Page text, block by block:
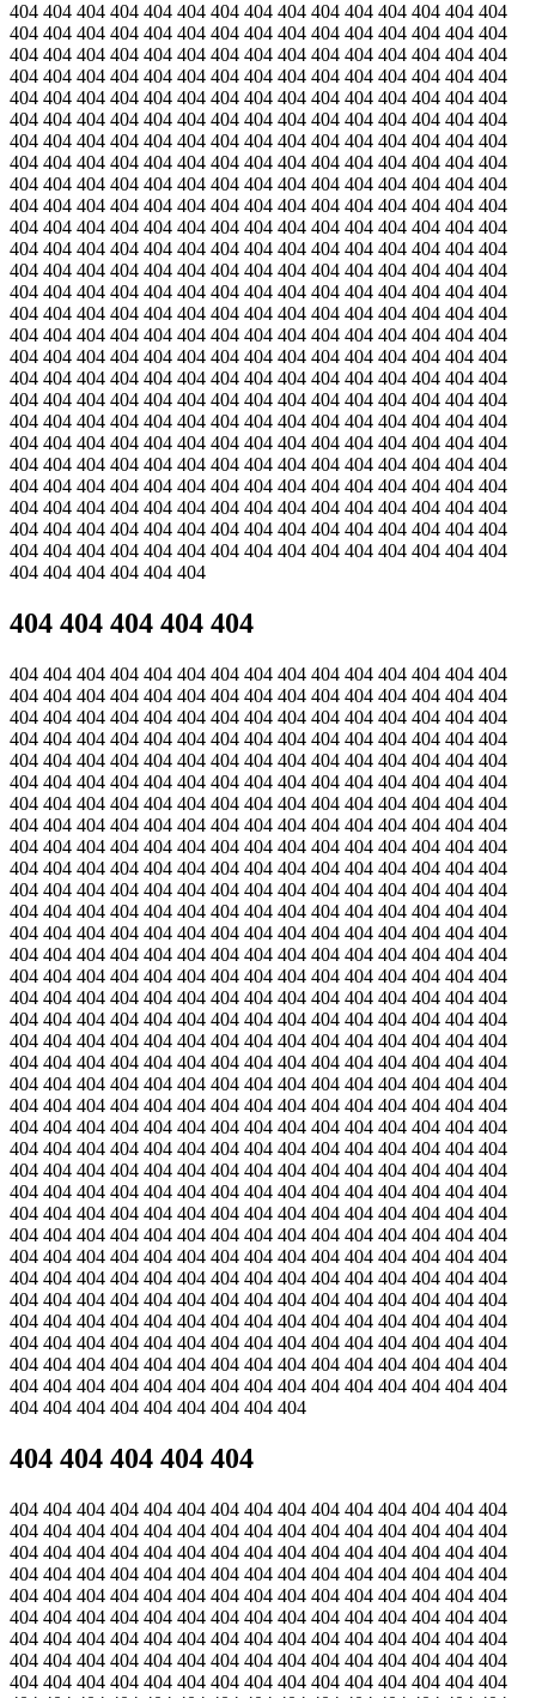
404 404 404 404 404 404 404 404 404 404 404 404 404 404 404
404 404 404 404 404 404 404 404 404 404 404 404 404 404 404
404 404 404 404 404 404 404 404 404 404 404 404 404 404 404
404 404 404 404 404 404 404 404 404 404 404 404 404 404 404
404 404 404 404 404 404 404 404 404 404 404 404 404 404 404
404 404 404 404 404 404 404 404 404 404 404 404 404 404 404
404 404 404 404 404 404 404 404 404 404 404 404 404 404 404
404 404 404 404 404 404 404 404 404 404 404 404 404 404 404
404 404 404 404 404 404 404 404 404 404 404 404 404 404 404
404 404 404 404 404 404 404 404 404 404 404 404 404 404 404
404 404 404 404 404 404 404 404 404 404 404 404 404 404 404
404 404 404 404 404 404 404 404 404 404 404 404 404 404 404
404 404 404 404 404 404 404 404 404 404 404 404 404 404 404
404 404 404 404 404 404 404 404 404 404 404 404 404 404 404
404 404 404 404 404 404 404 404 404 404 404 404 404 404 404
404 404 404 404 404 404 404 404 404 404 404 404 404 404 404
404 404 404 404 404 404 404 404 404 404 404 404 404 404 404
404 404 404 404 404 404 404 404 404 404 404 404 404 404 404
404 404 404 404 404 404 404 404 404 404 404 404 404 404 404
404 404 404 404 404 404 404 404 404 404 404 404 404 404 404
404 404 404 404 404 404 404 404 404 404 404 404 404 404 404
404 404 404 404 404 404 404 404 404 404 404 404 404 404 404
404 404 404 404 404 404 404 404 404 404 404 404 404 404 404
404 404 404 404 404 404 404 404 404 404 404 404 404 404 404
404 404 404 404 404 404 404 404 404 404 404 404 404 404 404
404 404 404 404 404 404 404 404 404 404 404 404 404 404 404
404 404 404 404 404 404
404 404 404 404 404
404 404 404 404 404 404 404 404 404 404 404 404 404 404 404
404 404 404 404 404 404 404 404 404 404 404 404 404 404 404
404 404 404 404 404 404 404 404 404 404 404 404 404 404 404
404 404 404 404 404 404 404 404 404 404 404 404 404 404 404
404 404 404 404 404 404 404 404 404 404 404 404 404 404 404
404 404 404 404 404 404 404 404 404 404 404 404 404 404 404
404 404 404 404 404 404 404 404 404 404 404 404 404 404 404
404 404 404 404 404 404 404 404 404 404 404 404 404 404 404
404 404 404 404 404 404 404 404 404 404 404 404 404 404 404
404 404 404 404 404 404 404 404 404 404 404 404 404 404 404
404 404 404 404 404 404 404 404 404 404 404 404 404 404 404
404 404 404 404 404 404 404 404 404 404 404 404 404 404 404
404 404 404 404 404 404 404 404 404 404 404 404 404 404 404
404 404 404 404 404 404 404 404 404 404 404 404 404 404 404
404 404 404 404 404 404 404 404 404 404 404 404 404 404 404
404 404 404 404 404 404 404 404 404 404 404 404 404 404 404
404 404 404 404 404 404 404 404 404 404 404 404 404 404 404
404 404 404 404 404 404 404 404 404 404 404 404 404 404 404
404 404 404 404 404 404 404 404 404 404 404 404 404 404 404
404 404 404 404 404 404 404 404 404 404 404 404 404 404 404
404 404 404 404 404 404 404 404 404 404 404 404 404 404 404
404 404 404 404 404 404 404 404 404 404 404 404 404 404 404
404 404 404 404 404 404 404 404 404 404 404 404 404 404 404
404 404 404 404 404 404 404 404 404 404 404 404 404 404 404
404 404 404 404 404 404 404 404 404 404 404 404 404 404 404
404 404 404 404 404 404 404 404 404 404 404 404 404 404 404
404 404 404 404 404 404 404 404 404 404 404 404 404 404 404
404 404 404 404 404 404 404 404 404 404 404 404 404 404 404
404 404 404 404 404 404 404 404 404 404 404 404 404 404 404
404 404 404 404 404 404 404 404 404 404 404 404 404 404 404
404 404 404 404 404 404 404 404 404 404 404 404 404 404 404
404 404 404 404 404 404 404 404 404 404 404 404 404 404 404
404 404 404 404 404 404 404 404 404 404 404 404 404 404 404
404 404 404 404 404 404 404 404 404 404 404 404 404 404 404
404 404 404 404 404 404 404 404 404
404 404 404 404 404
404 404 404 404 404 404 404 404 404 404 404 404 404 404 404
404 404 404 404 404 404 404 404 404 404 404 404 404 404 404
404 404 404 404 404 404 404 404 404 404 404 404 404 404 404
404 404 404 404 404 404 404 404 404 404 404 404 404 404 404
404 404 404 404 404 404 404 404 404 404 404 404 404 404 404
404 404 404 404 404 404 404 404 404 404 404 404 404 404 404
404 404 404 404 404 404 404 404 404 404 404 404 404 404 404
404 404 404 404 404 404 404 404 404 404 404 404 404 404 404
404 404 404 404 404 404 404 404 404 404 404 404 404 404 404